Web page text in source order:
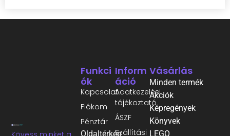
Inform
Áció
Adatkezelési
tájékoztató
ÁSZF
Szállítási
Funkci
Ók
Kapcsolat
Fiókom
Pénztár
Oldaltérkép
Vásárlás
Minden termék
Akciók
Képregények
Könyvek
LEGO